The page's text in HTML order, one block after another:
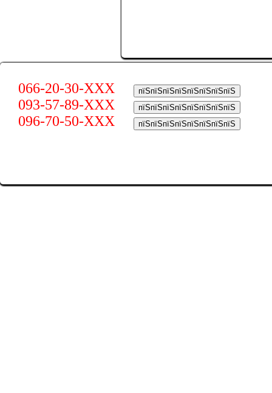
пїЅпїЅпїЅпїЅпїЅпїЅпїЅпїЅ
066-20-30-XXX
пїЅпїЅпїЅпїЅпїЅпїЅпїЅпїЅ
093-57-89-XXX
пїЅпїЅпїЅпїЅпїЅпїЅпїЅпїЅ
096-70-50-XXX